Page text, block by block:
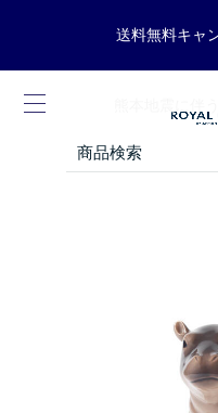
送料無料キャ
熊本地震に伴